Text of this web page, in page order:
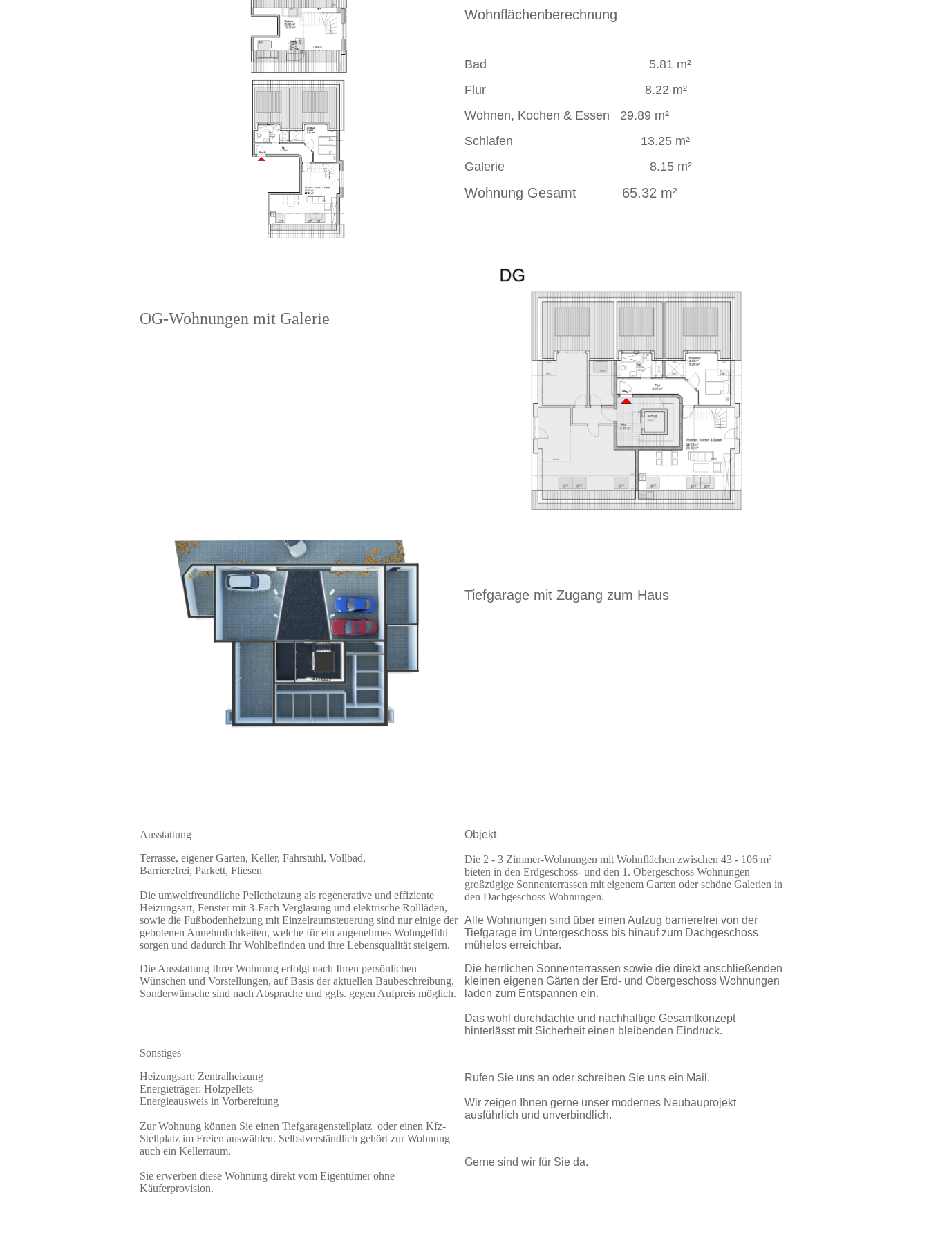
Wohnflächenberechnung
Bad 5.81 m²
Flur 8.22 m²
Wohnen, Kochen & Essen 29.89 m²
Schlafen 13.25 m²
Galerie 8.15 m²
Wohnung Gesamt 65.32 m²
OG-Wohnungen mit Galerie
Tiefgarage mit Zugang zum Haus
Ausstattung
Terrasse, eigener Garten, Keller, Fahrstuhl, Vollbad,
Barrierefrei, Parkett, Fliesen
Die umweltfreundliche Pelletheizung als regenerative und effiziente
Heizungsart, Fenster mit 3-Fach Verglasung und elektrische Rollläden,
sowie die Fußbodenheizung mit Einzelraumsteuerung sind nur einige der
gebotenen Annehmlichkeiten, welche für ein angenehmes Wohngefühl
sorgen und dadurch Ihr Wohlbefinden und ihre Lebensqualität steigern.
Die Ausstattung Ihrer Wohnung erfolgt nach Ihren persönlichen
Wünschen und Vorstellungen, auf Basis der aktuellen Baubeschreibung.
Sonderwünsche sind nach Absprache und ggfs. gegen Aufpreis möglich.
Sonstiges
Heizungsart: Zentralheizung
Energieträger: Holzpellets
Energieausweis in Vorbereitung
Zur Wohnung können Sie einen Tiefgaragenstellplatz oder einen Kfz-
Stellplatz im Freien auswählen. Selbstverständlich gehört zur Wohnung
auch ein Kellerraum.
Sie erwerben diese Wohnung direkt vom Eigentümer ohne
Käuferprovision.
Objekt
Die 2 - 3 Zimmer-Wohnungen mit Wohnflächen zwischen 43 - 106 m²
bieten in den Erdgeschoss- und den 1. Obergeschoss Wohnungen
großzügige Sonnenterrassen mit eigenem Garten oder schöne Galerien in
den Dachgeschoss Wohnungen.
Alle Wohnungen sind über einen Aufzug barrierefrei von der
Tiefgarage im Untergeschoss bis hinauf zum Dachgeschoss
mühelos erreichbar.
Die herrlichen Sonnenterrassen sowie die direkt anschließenden
kleinen eigenen Gärten der Erd- und Obergeschoss Wohnungen
laden zum Entspannen ein.
Das wohl durchdachte und nachhaltige Gesamtkonzept
hinterlässt mit Sicherheit einen bleibenden Eindruck.
Rufen Sie uns an oder schreiben Sie uns ein Mail.
Wir zeigen Ihnen gerne unser modernes Neubauprojekt
ausführlich und unverbindlich.
Gerne sind wir für Sie da.